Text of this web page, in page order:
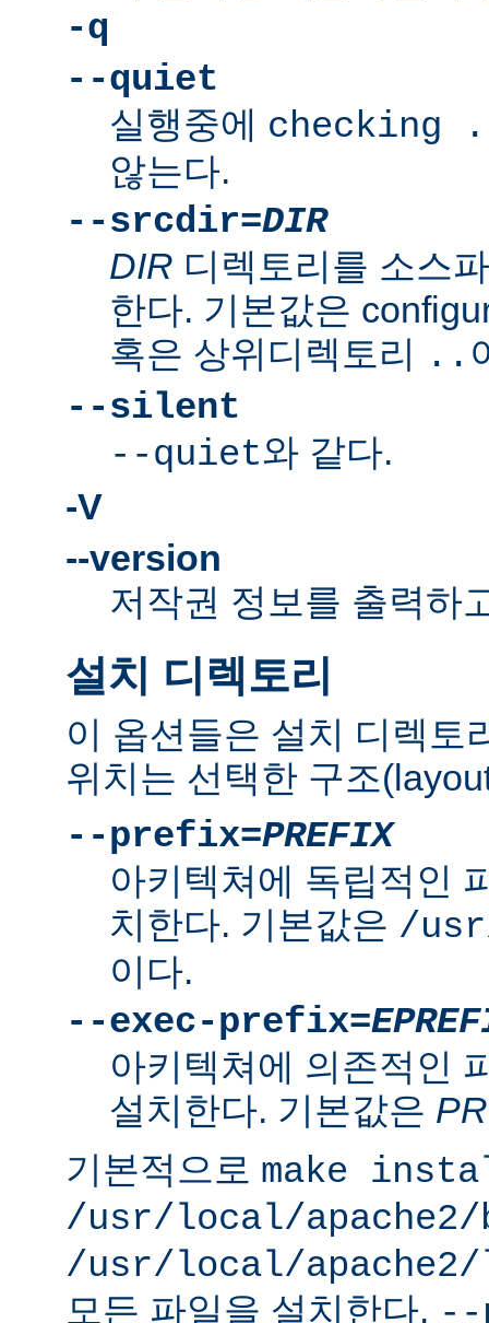
-q
--quiet
실행중에 checking
않는다.
--srcdir=DIR
DIR 디렉토리를 소스
한다. 기본값은
혹은 상위디렉토리 ..
--silent
--quiet와 같다.
-V
--version
저작권 정보를 출력하
설치 디렉토리
이 옵션들은 설치 디렉토
위치는 선택한 구조
--prefix=PREFIX
아키텍쳐에 독립적인
치한다. 기본값은 /
이다.
--exec-prefix=
아키텍쳐에 의존적인
설치한다. 기본값은
기본적으로 make
/usr/local/
/usr/local/
모든 파일을 설치한다. --